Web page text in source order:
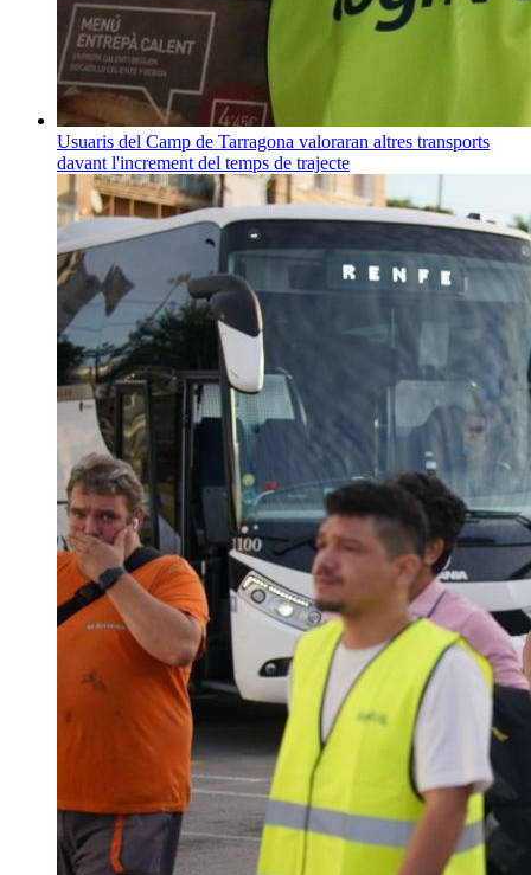
Usuaris del Camp de Tarragona valoraran altres transports
davant l'increment del temps de trajecte